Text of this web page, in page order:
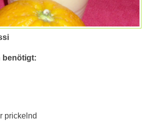
benötigt:
prickelnd